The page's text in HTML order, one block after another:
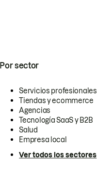
Por sector
Servicios profesionales
Tiendas y ecommerce
Agencias
Tecnología SaaS y B2B
Salud
Empresa local
Ver todos los sectores